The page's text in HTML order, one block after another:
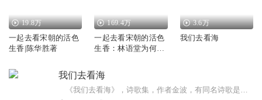
19.8万
一起去看宋朝的活色
生香|陈华胜著
169.4万
一起去看宋朝的活色
生香：林语堂为何爱
3.6万
我们去看海
我们去看海